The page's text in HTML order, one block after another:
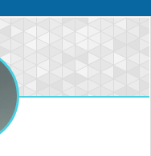
Mobil